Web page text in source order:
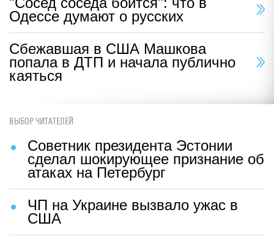
Одессе думают о русских
Сбежавшая в США Машкова
попала в ДТП и начала публично
каяться
ВЫБОР ЧИТАТЕЛЕЙ
Советник президента Эстонии
сделал шокирующее признание об
атаках на Петербург
ЧП на Украине вызвало ужас в
США